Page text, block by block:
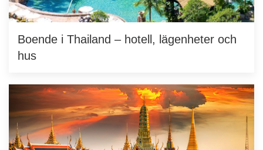
Boende i Thailand – hotell, lägenheter och
hus